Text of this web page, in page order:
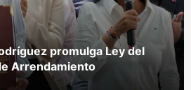
promulga Ley del
Arrendamiento